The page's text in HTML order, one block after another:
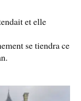
et elle
se tiendra ce